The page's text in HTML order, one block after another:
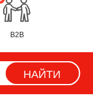
B2B
НАЙТИ